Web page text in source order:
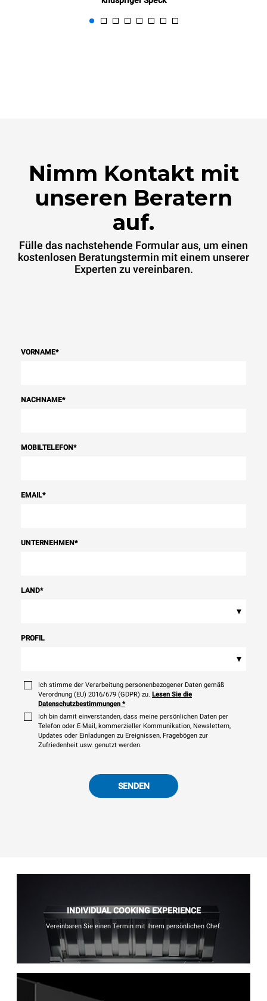
Nimm Kontakt mit
unseren Beratern
auf.
Fülle das nachstehende Formular aus, um einen
kostenlosen Beratungstermin mit einem unserer
Experten zu vereinbaren.
VORNAME*
NACHNAME*
MOBILTELEFON*
EMAIL*
UNTERNEHMEN*
LAND*
▾
PROFIL
▾
Ich stimme der Verarbeitung personenbezogener Daten gemäß
Verordnung (EU) 2016/679 (GDPR) zu. Lesen Sie die
Datenschutzbestimmungen *
Ich bin damit einverstanden, dass meine persönlichen Daten per
Telefon oder E-Mail, kommerzieller Kommunikation, Newslettern,
Updates oder Einladungen zu Ereignissen, Fragebögen zur
Zufriedenheit usw. genutzt werden.
SENDEN
INDIVIDUAL COOKING EXPERIENCE
Vereinbaren Sie einen Termin mit Ihrem persönlichen Chef.